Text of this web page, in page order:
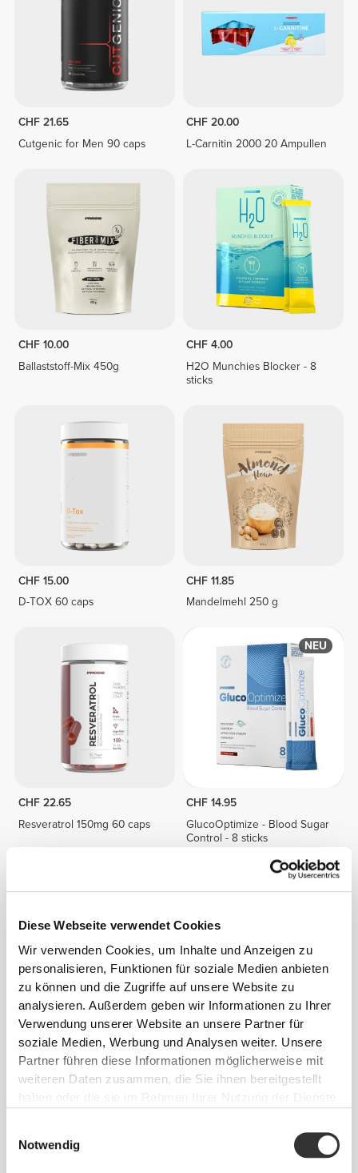
Diese Webseite verwendet Cookies
Wir verwenden Cookies, um Inhalte und Anzeigen zu
personalisieren, Funktionen für soziale Medien anbieten
zu können und die Zugriffe auf unsere Website zu
analysieren. Außerdem geben wir Informationen zu Ihrer
Verwendung unserer Website an unsere Partner für
soziale Medien, Werbung und Analysen weiter. Unsere
Partner führen diese Informationen möglicherweise mit
weiteren Daten zusammen, die Sie ihnen bereitgestellt
Notwendig
CHF 21.65
Cutgenic for Men 90 caps
CHF 20.00
L-Carnitin 2000 20 Ampullen
CHF 10.00
Ballaststoff-Mix 450g
CHF 4.00
H2O Munchies Blocker - 8
sticks
CHF 15.00
D-TOX 60 caps
CHF 11.85
Mandelmehl 250 g
CHF 22.65
Resveratrol 150mg 60 caps
NEU
CHF 14.95
GlucoOptimize - Blood Sugar
Control - 8 sticks
CHF 8.85
Spirulina 3000 mg 90 tabs
CHF 10.00
CLA 90 softgels